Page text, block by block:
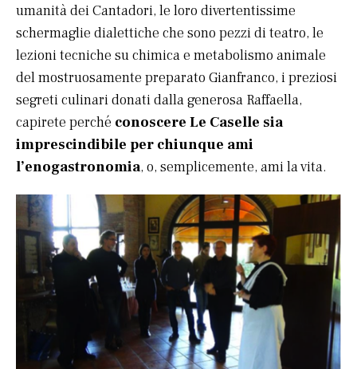
umanità dei Cantadori, le loro divertentissime
schermaglie dialettiche che sono pezzi di teatro, le
lezioni tecniche su chimica e metabolismo animale
del mostruosamente preparato Gianfranco, i preziosi
segreti culinari donati dalla generosa Raffaella,
capirete perché conoscere Le Caselle sia
imprescindibile per chiunque ami
l’enogastronomia, o, semplicemente, ami la vita.